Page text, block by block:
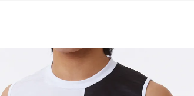
ランニングシャツ・パンツ
グラウンド用品